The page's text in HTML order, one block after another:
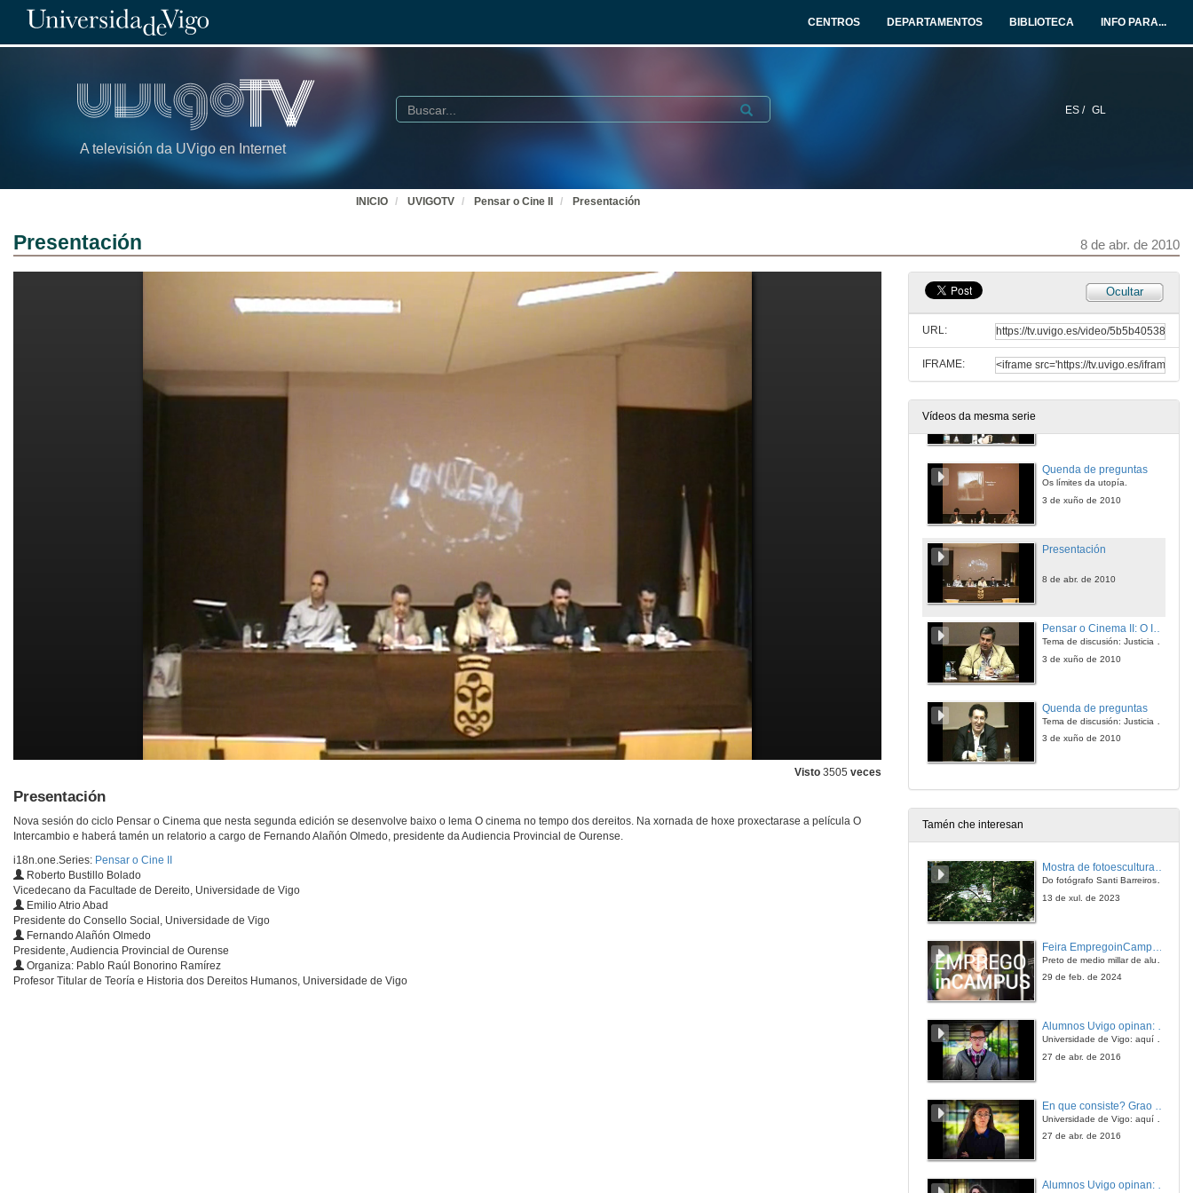
CENTROS DEPARTAMENTOS BIBLIOTECA INFO PARA...
A televisión da UVigo en Internet
ES / GL
Buscar Submit
INICIO UVIGOTV Pensar o Cine II Presentación
Presentación 8 de abr. de 2010
Visto 3505 veces
Presentación
Nova sesión do ciclo Pensar o Cinema que nesta segunda edición se desenvolve baixo o lema O cinema no tempo dos dereitos. Na xornada de hoxe proxectarase a película O
Intercambio e haberá tamén un relatorio a cargo de Fernando Alañón Olmedo, presidente da Audiencia Provincial de Ourense.
i18n.one.Series: Pensar o Cine II
Roberto Bustillo Bolado
Vicedecano da Facultade de Dereito, Universidade de Vigo
Emilio Atrio Abad
Presidente do Consello Social, Universidade de Vigo
Fernando Alañón Olmedo
Presidente, Audiencia Provincial de Ourense
Organiza: Pablo Raúl Bonorino Ramírez
Profesor Titular de Teoría e Historia dos Dereitos Humanos, Universidade de Vigo
Ocultar
URL:
IFRAME:
Vídeos da mesma serie
8 de abr. de 2010
3 de xuño de 2010
Quenda de preguntas
Os límites da utopía.
3 de xuño de 2010
Presentación
8 de abr. de 2010
Pensar o Cinema II: O Intercambio
Tema de discusión: Justicia y verdad
3 de xuño de 2010
Quenda de preguntas
Tema de discusión: Justicia y verdad
3 de xuño de 2010
Tamén che interesan
Mostra de fotoesculturas Overtraz
Do fotógrafo Santi Barreiros e o escultor Nito Contreras.
13 de xul. de 2023
Preto de medio millar de alumnas e alumnos buscan coñecer máis de preto as oportunidades que lles achegan as arredor de medio cento de empresas que participan na edición viguesa da feira. Xunto coa visita aos stands, durante a feria desenvólvense varias actividades complementarias, como obradoiros, conversas, mesas redondas ou o pasaporte de empregabilidade, un espazo no que poderán recibir asesoramento sobre o seu CV.
29 de feb. de 2024
Alumnos Uvigo opinan: Grao en Ciencias da Linguaxe e Estudos Literarios
Universidade de Vigo: aquí todo é posible
27 de abr. de 2016
Universidade de Vigo: aquí todo é posible
27 de abr. de 2016
Alumnos Uvigo opinan: Grao en Linguas Estranxeiras